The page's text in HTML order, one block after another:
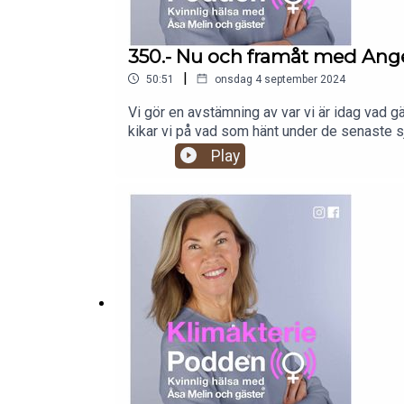
350.- Nu och framåt med
50:51 | onsdag 4 september 2024
Vi gör en avstämning av var vi är idag vad
kikar vi på vad som hänt under de
gynekolog och överläkare på Karolinska
förbättra hälsoarbetet för oss kvinnor.
finns för många exempel på fel i
kunskap på alla plan i samhället. Vi får
sexuell funktion och kunskapen kring
restnoteringar och bipacksedlar. Åsa
Play